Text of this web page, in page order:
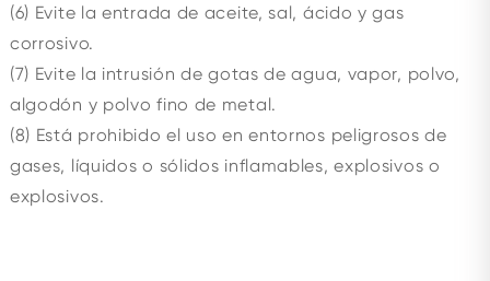
(6) Evite la entrada de aceite, sal, ácido y gas
corrosivo.
(7) Evite la intrusión de gotas de agua, vapor, polvo,
algodón y polvo fino de metal.
(8) Está prohibido el uso en entornos peligrosos de
gases, líquidos o sólidos inflamables, explosivos o
explosivos.